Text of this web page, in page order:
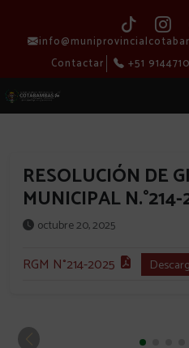
Contactar
+51
RESOLUCIÓN DE
MUNICIPAL
octubre 20, 2025
RGM N°214-2025